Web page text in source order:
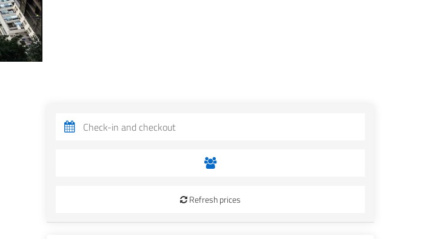
Refresh prices